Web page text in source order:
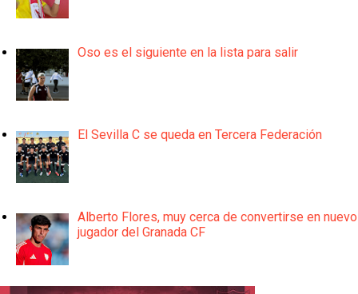
Oso es el siguiente en la lista para salir
El Sevilla C se queda en Tercera Federación
Alberto Flores, muy cerca de convertirse en nuevo
jugador del Granada CF